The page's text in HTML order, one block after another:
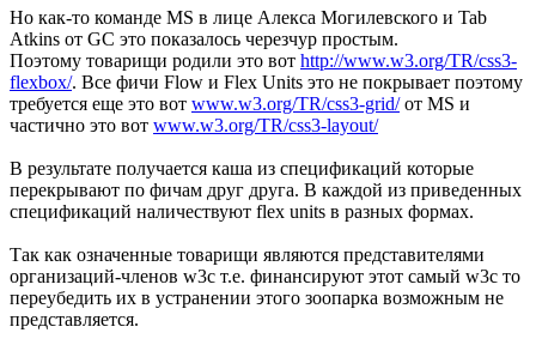
Но как-то команде MS в лице Алекса Могилевского и Tab
Atkins от GC это показалось черезчур простым.
Поэтому товарищи родили это вот http://www.w3.org/TR/css3-
flexbox/. Все фичи Flow и Flex Units это не покрывает поэтому
требуется еще это вот www.w3.org/TR/css3-grid/от MS и
частично это вот www.w3.org/TR/css3-layout/
В результате получается каша из спецификаций которые
перекрывают по фичам друг друга. В каждой из приведенных
спецификаций наличествуют flex units в разных формах.
Так как означенные товарищи являются представителями
организаций-членов w3c т.е. финансируют этот самый w3c то
переубедить их в устранении этого зоопарка возможным не
представляется.